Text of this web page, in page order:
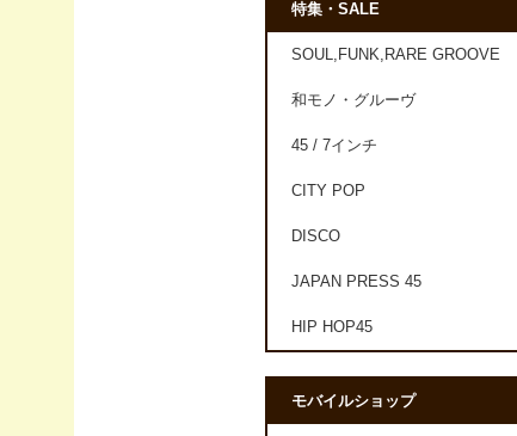
特集・SALE
SOUL,FUNK,RARE GROOVE
和モノ・グルーヴ
45 / 7インチ
CITY POP
DISCO
JAPAN PRESS 45
HIP HOP45
モバイルショップ